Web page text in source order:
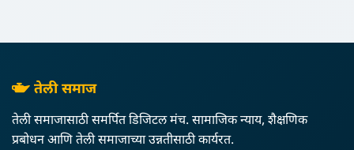
तेली समाज
तेली समाजासाठी समर्पित डिजिटल मंच. सामाजिक न्याय, शैक्षणिक
प्रबोधन आणि तेली समाजाच्या उन्नतीसाठी कार्यरत.